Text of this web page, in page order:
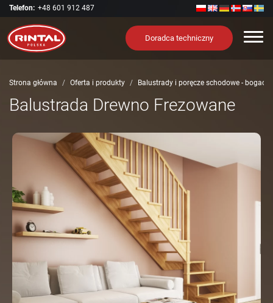
Telefon: +48 601 912 487
Doradca techniczny
Strona główna Oferta i produkty Balustrady i poręcze schodowe -
Balustrada Drewno Frezowane